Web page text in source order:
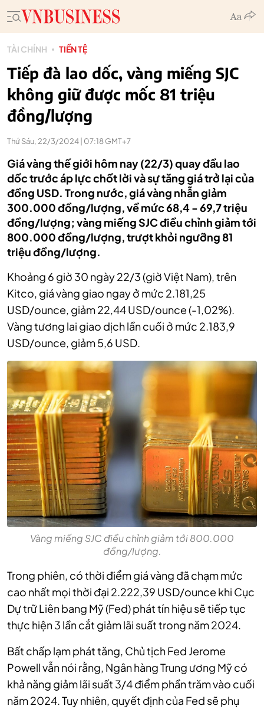
TÀI CHÍNH TIỀN TỆ
Tiếp đà lao dốc, vàng miếng SJC
không giữ được mốc 81 triệu
đồng/lượng
Thứ Sáu, 22/3/2024 | 07:18 GMT+7
Giá vàng thế giới hôm nay (22/3) quay đầu lao
dốc trước áp lực chốt lời và sự tăng giá trở lại của
đồng USD. Trong nước, giá vàng nhẫn giảm
300.000 đồng/lượng, về mức 68,4 - 69,7 triệu
đồng/lượng; vàng miếng SJC điều chỉnh giảm tới
800.000 đồng/lượng, trượt khỏi ngưỡng 81
triệu đồng/lượng.
Khoảng 6 giờ 30 ngày 22/3 (giờ Việt Nam), trên‏‏
Kitco, giá vàng giao ngay ở mức 2.181,25
USD/ounce, giảm 22,44 USD/ounce (-1,02%).
Vàng tương lai giao dịch lần cuối ở mức 2.183,9
USD/ounce, giảm 5,6 USD.
Vàng miếng SJC điều chỉnh giảm tới 800.000
đồng/lượng.
Trong phiên, có thời điểm giá vàng đã chạm mức
cao nhất mọi thời đại 2.222,39 USD/ounce khi Cục
Dự trữ Liên bang Mỹ (Fed) phát tín hiệu sẽ tiếp tục
thực hiện 3 lần cắt giảm lãi suất trong năm 2024.
Bất chấp lạm phát tăng, Chủ tịch Fed Jerome
Powell vẫn nói rằng, Ngân hàng Trung ương Mỹ có
khả năng giảm lãi suất 3/4 điểm phần trăm vào cuối
năm 2024. Tuy nhiên, quyết định của Fed sẽ phụ